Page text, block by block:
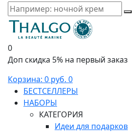
0
Доп скидка 5% на первый заказ
Корзина: 0 руб. 0
БЕСТСЕЛЛЕРЫ
НАБОРЫ
КАТЕГОРИЯ
Идеи для подарков